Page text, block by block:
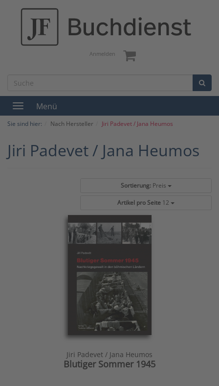
Anmelden
Toggle
navigation
Menü
Sie sind hier: Nach Hersteller Jiri Padevet / Jana Heumos
Jiri Padevet / Jana Heumos
Sortierung: Preis
Artikel pro Seite 12
Jiri Padevet / Jana Heumos
Blutiger Sommer 1945